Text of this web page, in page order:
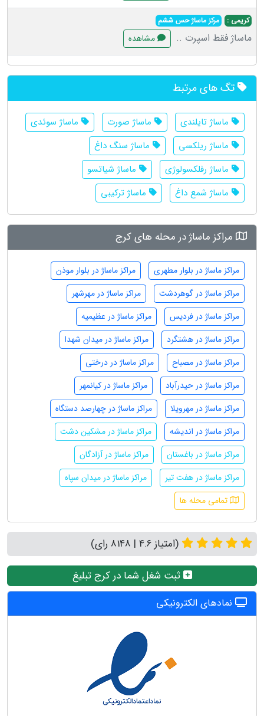
کریمی : مرکز ماساژ حس ششم
ماساژ فقط اسپرت .. مشاهده
تگ های مرتبط
ماساژ تایلندی ماساژ صورت
ماساژ سوئدی
ماساژ ریلکسی
ماساژ سنگ داغ
ماساژ رفلکسولوژی
ماساژ شیاتسو
ماساژ شمع داغ
ماساژ ترکیبی
مراکز ماساژ در محله های کرج
مراکز ماساژ در بلوار مطهری
مراکز ماساژ در بلوار موذن
مراکز ماساژ در گوهردشت
مراکز ماساژ در مهرشهر
مراکز ماساژ در فردیس
مراکز ماساژ در عظیمیه
مراکز ماساژ در هشتگرد
مراکز ماساژ در میدان شهدا
مراکز ماساژ در مصباح
مراکز ماساژ در درختی
مراکز ماساژ در حیدرآباد
مراکز ماساژ در کیانمهر
مراکز ماساژ در مهرویلا
مراکز ماساژ در چهارصد دستگاه
مراکز ماساژ در اندیشه
مراکز ماساژ در مشکین دشت
مراکز ماساژ در باغستان
مراکز ماساژ در آزادگان
مراکز ماساژ در هفت تیر
مراکز ماساژ در میدان سپاه
تمامی محله ها
(امتیاز 4.6 | 8148 رای)
ثبت شغل شما در کرج تبلیغ
نمادهای الکترونیکی